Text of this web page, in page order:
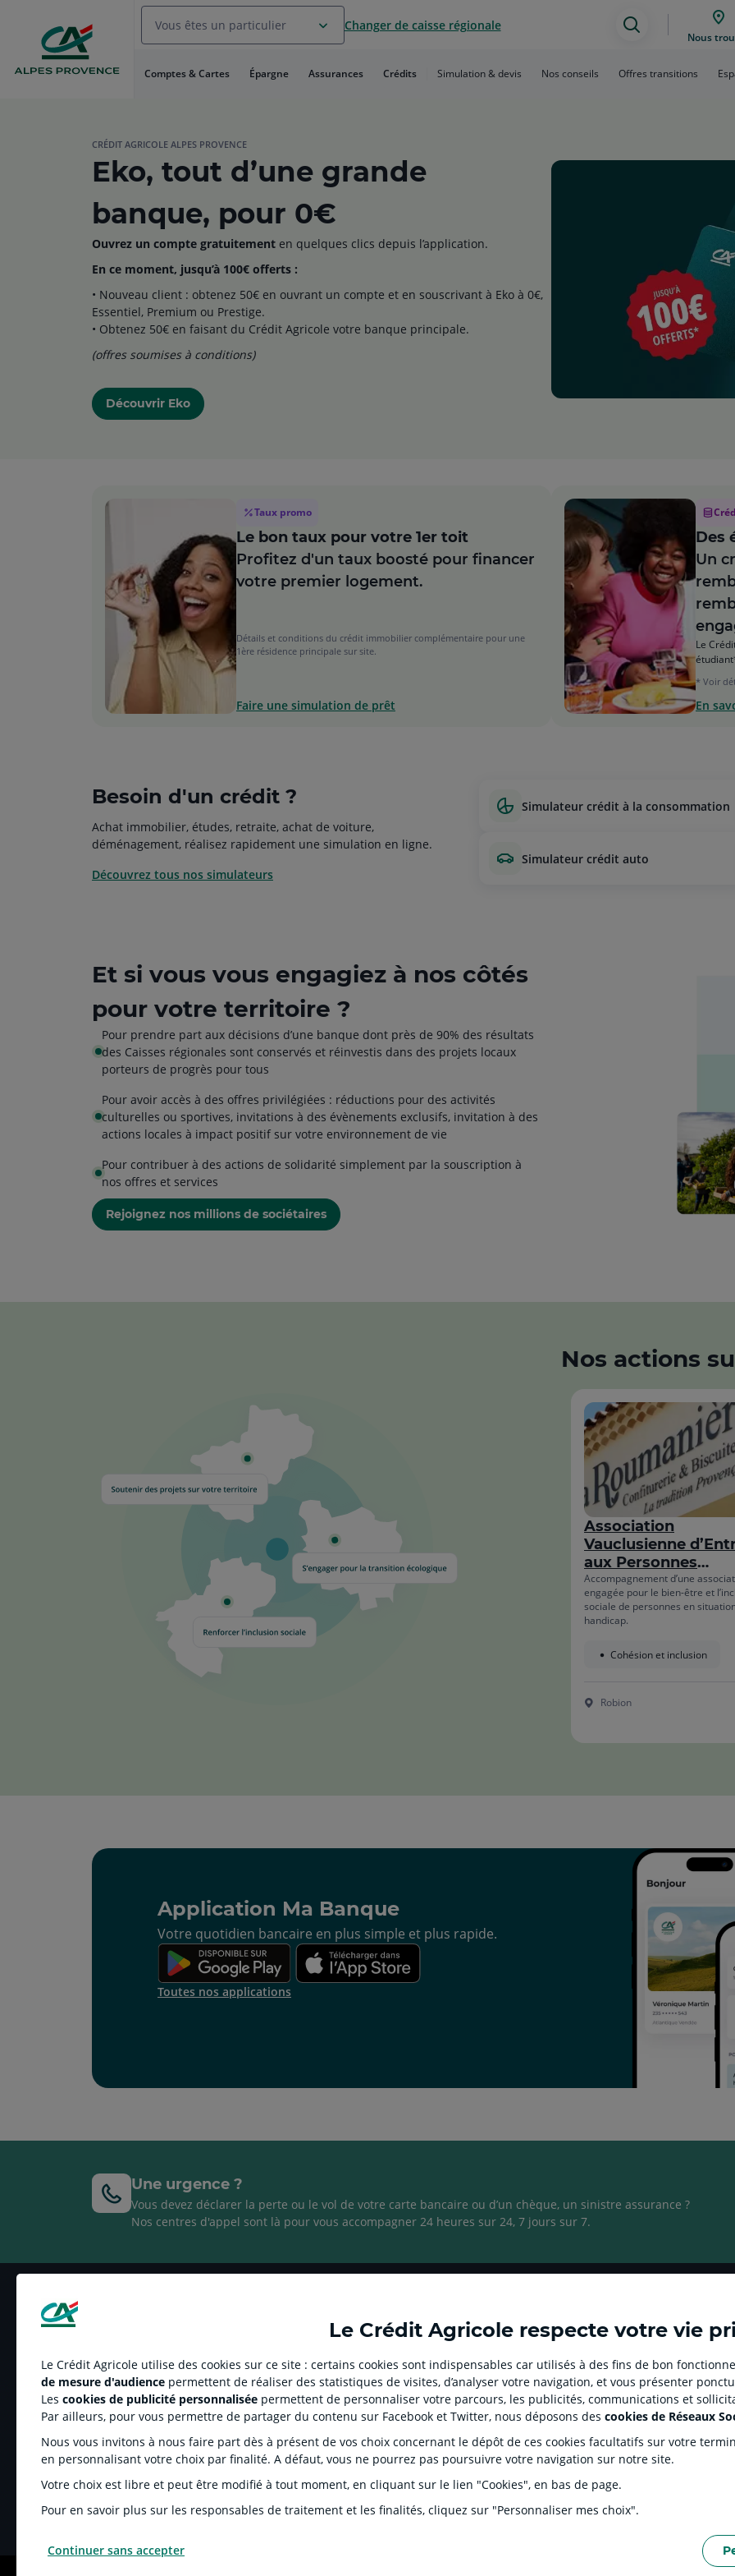
Le Crédit Agricole respecte votre vie
Le Crédit Agricole utilise des cookies sur ce site : certains cookies sont indispensables car utilisés à des fins de bon
de mesure d'audience permettent de réaliser des statistiques de visites, d’analyser votre navigation, et vous présenter
Les cookies de publicité personnalisée permettent de personnaliser votre parcours, les publicités, communications et
Par ailleurs, pour vous permettre de partager du contenu sur Facebook et Twitter, nous déposons des cookies de Réseaux
Nous vous invitons à nous faire part dès à présent de vos choix concernant le dépôt de ces cookies facultatifs sur votre
en personnalisant votre choix par finalité. A défaut, vous ne pourrez pas poursuivre votre navigation sur notre site.
Votre choix est libre et peut être modifié à tout moment, en cliquant sur le lien "Cookies", en bas de page.
Pour en savoir plus sur les responsables de traitement et les finalités, cliquez sur "Personnaliser mes choix".
Continuer sans accepter
Menu
Aller au
Contenu
Vous êtes un particulier Changer de caisse régionale
Assistance
de
Nous
Comptes & Cartes Épargne Assurances Crédits Simulation & devis Nos conseils Offres transitions
CRÉDIT AGRICOLE ALPES PROVENCE
Eko, tout d’une grande
banque, pour 0€
Ouvrez un compte gratuitement en quelques clics depuis l’application.
En ce moment, jusqu’à 100€ offerts :
• Nouveau client : obtenez 50€ en ouvrant un compte et en souscrivant à Eko à 0€,
Essentiel, Premium ou Prestige.
• Obtenez 50€ en faisant du Crédit Agricole votre banque principale.
(offres soumises à conditions)
Découvrir Eko
Taux promo
Le bon taux pour votre 1er toit
Profitez d'un taux boosté pour financer
votre premier logement.
Détails et conditions du crédit immobilier complémentaire pour une
1ère résidence principale sur site.
Faire une simulation de prêt
Des
Un
Le
* Voir
En
Besoin d'un crédit ?
Achat immobilier, études, retraite, achat de voiture,
déménagement, réalisez rapidement une simulation en ligne.
Découvrez tous nos simulateurs
simulateur crédit à la consommation
simulateur crédit auto
Et si vous vous engagiez à nos côtés
pour votre territoire ?
Pour prendre part aux décisions d’une banque dont près de 90% des résultats
des Caisses régionales sont conservés et réinvestis dans des projets locaux
porteurs de progrès pour tous
Pour avoir accès à des offres privilégiées : réductions pour des activités
culturelles ou sportives, invitations à des évènements exclusifs, invitation à des
actions locales à impact positif sur votre environnement de vie
Pour contribuer à des actions de solidarité simplement par la souscription à
nos offres et services
Rejoignez nos millions de sociétaires
Nos actions
Association
Vauclusienne
aux Personnes
Handicapées
Accompagnement d’une
engagée pour le bien-être et
sociale de personnes en
handicap.
Cohésion et inclusion
Robion
Application Ma Banque
Votre quotidien bancaire en plus simple et plus rapide.
Toutes nos applications
Une urgence ?
Vous devez déclarer la perte ou le vol de votre carte bancaire ou d’un chèque, un sinistre assurance ?
Nos centres d'appel sont là pour vous accompagner 24 heures sur 24, 7 jours sur 7.
dans
nouvel
onglet
:
aller
sur
la
page
facebook
dans
nouvel
onglet
:
Aller
sur
la
page
instagram
dans
un
nouvel
onglet
:
aller
sur
la
page
youtube
dans
nouvel
onglet
:
Aller
sur
la
page
TikTok
dans
nouvel
onglet
:
Aller
sur
la
Agricole
LE CREDIT AGRICOLE
Banque coopérative
Espace sociétaire
Nos engagements clients
Groupe Crédit Agricole
Recrutement
Informations réglementées
RELATION BANQUE CLIENT
Réclamation et médiation
Tarifs
Relation Banque Client
Fonds de Garantie des Dépôts et de Résolution (FGDR)
Résiliation
Dispositif lanceur d'alerte
SITES SPECIALISES
Prêt immobilier en ligne
Agences immobilières
Square Habitat
Service de télésurveillance
Réseau professionnel
Youzful